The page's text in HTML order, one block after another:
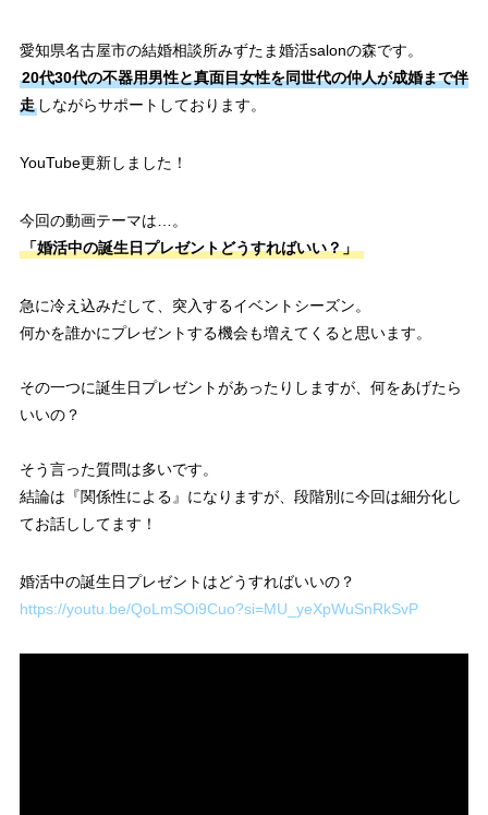
愛知県名古屋市の結婚相談所みずたま婚活salonの森です。
20代30代の不器用男性と真面目女性を同世代の仲人が成婚まで伴
走しながらサポートしております。
YouTube更新しました！
今回の動画テーマは…。
「婚活中の誕生日プレゼントどうすればいい？」
急に冷え込みだして、突入するイベントシーズン。
何かを誰かにプレゼントする機会も増えてくると思います。
その一つに誕生日プレゼントがあったりしますが、何をあげたら
いいの？
そう言った質問は多いです。
結論は『関係性による』になりますが、段階別に今回は細分化し
てお話ししてます！
婚活中の誕生日プレゼントはどうすればいいの？
https://youtu.be/QoLmSOi9Cuo?si=MU_yeXpWuSnRkSvP